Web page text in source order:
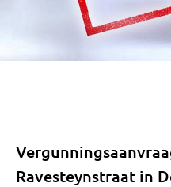
Ravesteynstraat in